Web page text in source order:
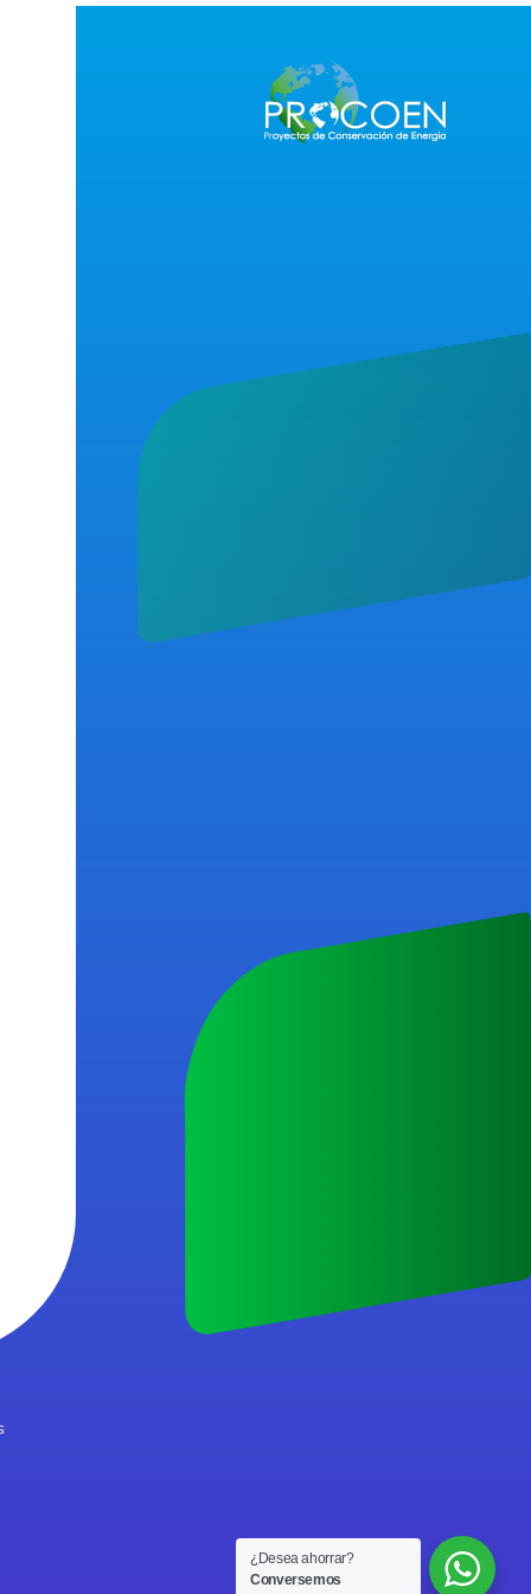
¿Desea ahorrar?
Conversemos